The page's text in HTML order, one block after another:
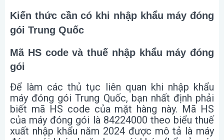
Kiến thức cần có khi nhập khẩu máy đóng
gói Trung Quốc
Mã HS code và thuế nhập khẩu máy đóng
gói
Để làm các thủ tục liên quan khi nhập khẩu
máy đóng gói Trung Quốc, bạn nhất định phải
biết mã HS code của mặt hàng này. Mã HS
của máy đóng gói là 84224000 theo biểu thuế
xuất nhập khẩu năm 2024 được mô tả là máy